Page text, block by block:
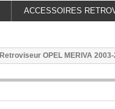
ACCESSOIRES
Retroviseur OPEL MERIVA